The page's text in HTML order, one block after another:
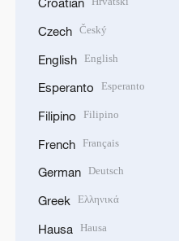
Czech Český
English English
Esperanto Esperanto
Filipino Filipino
French Français
German Deutsch
Greek Ελληνικά
Hausa Hausa